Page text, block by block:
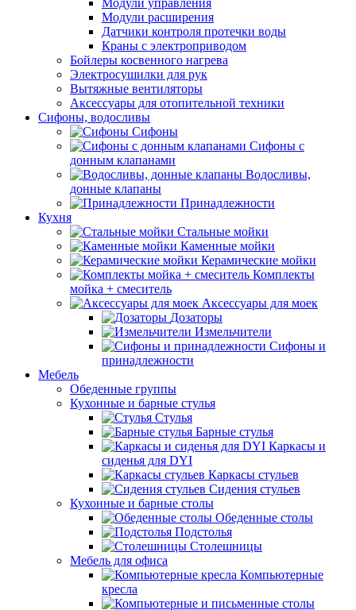
Модули управления
Модули расширения
Датчики контроля протечки воды
Краны с электроприводом
Бойлеры косвенного нагрева
Электросушилки для рук
Вытяжные вентиляторы
Аксессуары для отопительной техники
Сифоны, водосливы
Сифоны
Сифоны с
донным клапанами
Водосливы,
донные клапаны
Принадлежности
Кухня
Стальные мойки
Каменные мойки
Керамические мойки
Комплекты
мойка + смеситель
Аксессуары для моек
Дозаторы
Измельчители
Сифоны и
принадлежности
Мебель
Обеденные группы
Кухонные и барные стулья
Стулья
Барные стулья
Каркасы и
сиденья для DYI
Каркасы стульев
Сидения стульев
Кухонные и барные столы
Обеденные столы
Подстолья
Столешницы
Мебель для офиса
Компьютерные
кресла